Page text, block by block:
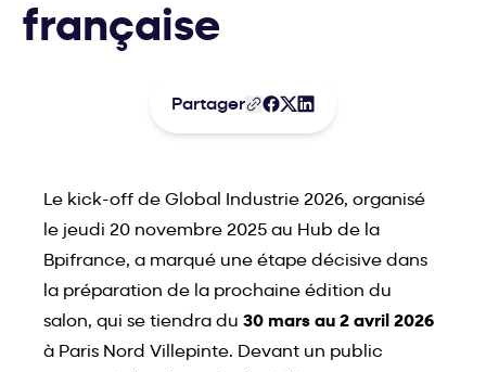
française
Partager
Le kick-off de Global Industrie 2026, organisé
le jeudi 20 novembre 2025 au Hub de la
Bpifrance, a marqué une étape décisive dans
la préparation de la prochaine édition du
salon, qui se tiendra du 30 mars au 2 avril 2026
à Paris Nord Villepinte. Devant un public